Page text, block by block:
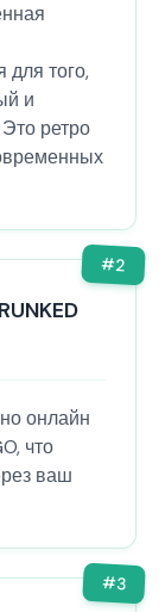
для того,
и
ретро
#2
онлайн
что
ваш
#3